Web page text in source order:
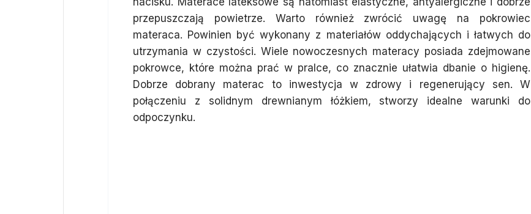
przepuszczają powietrze. Warto również zwrócić uwagę na pokrowiec
materaca. Powinien być wykonany z materiałów oddychających i łatwych do
utrzymania w czystości. Wiele nowoczesnych materacy posiada zdejmowane
pokrowce, które można prać w pralce, co znacznie ułatwia dbanie o higienę.
Dobrze dobrany materac to inwestycja w zdrowy i regenerujący sen. W
połączeniu z solidnym drewnianym łóżkiem, stworzy idealne warunki do
odpoczynku.